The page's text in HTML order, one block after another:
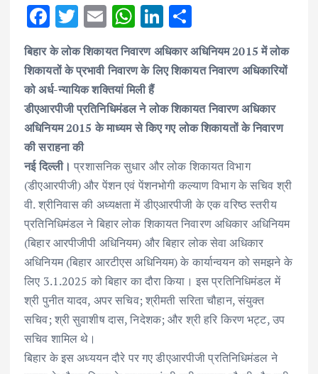
F
ac
e
b
o
o
k
T
w
it
te
r
E
m
ai
l
W
at
s
A
p
Li
n
k
e
dI
n
h
ar
e
बिहार के लोक शिकायत निवारण अधिकार अधिनियम 2015 में लोक
शिकायतों के प्रभावी निवारण के लिए शिकायत निवारण अधिकारियों
को अर्ध-न्यायिक शक्तियां मिली हैं
डीएआरपीजी प्रतिनिधिमंडल ने लोक शिकायत निवारण अधिकार
अधिनियम 2015 के माध्यम से किए गए लोक शिकायतों के निवारण
की सराहना की
नई दिल्ली। प्रशासनिक सुधार और लोक शिकायत विभाग
(डीएआरपीजी) और पेंशन एवं पेंशनभोगी कल्याण विभाग के सचिव श्री
वी. श्रीनिवास की अध्यक्षता में डीएआरपीजी के एक वरिष्ठ स्तरीय
प्रतिनिधिमंडल ने बिहार लोक शिकायत निवारण अधिकार अधिनियम
(बिहार आरपीजीपी अधिनियम) और बिहार लोक सेवा अधिकार
अधिनियम (बिहार आरटीएस अधिनियम) के कार्यान्वयन को समझने के
लिए 3.1.2025 को बिहार का दौरा किया। इस प्रतिनिधिमंडल में
श्री पुनीत यादव, अपर सचिव; श्रीमती सरिता चौहान, संयुक्त
सचिव; श्री सुवाशीष दास, निदेशक; और श्री हरि किरण भट्ट, उप
सचिव शामिल थे।
बिहार के इस अध्ययन दौरे पर गए डीएआरपीजी प्रतिनिधिमंडल ने